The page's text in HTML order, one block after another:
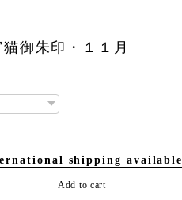
御朱印・１１月
shipping available
Add to cart